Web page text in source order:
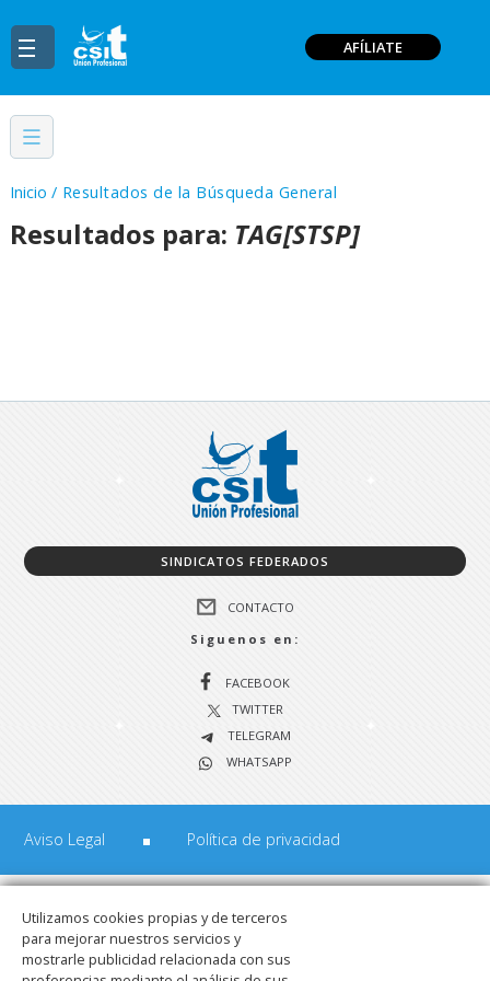
AFÍLIATE
Inicio / Resultados de la Búsqueda General
Resultados para: TAG[STSP]
SINDICATOS FEDERADOS
CONTACTO
Siguenos en:
FACEBOOK
TWITTER
TELEGRAM
WHATSAPP
Aviso Legal Política de privacidad
Utilizamos cookies propias y de terceros
para mejorar nuestros servicios y
mostrarle publicidad relacionada con sus